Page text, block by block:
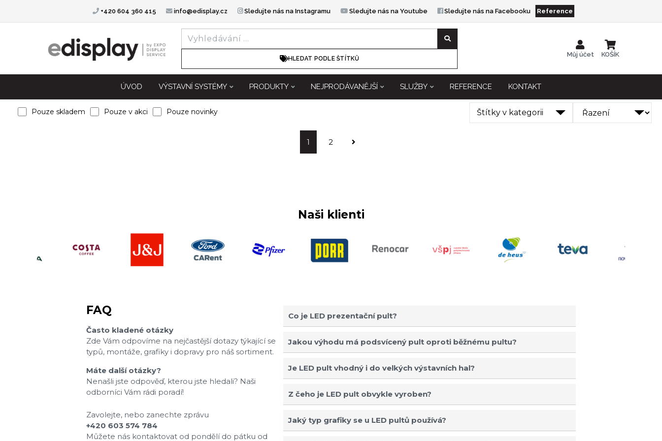
+420 604 360 415 info@edisplay.cz Sledujte nás na Instagramu Sledujte nás na Youtube Sledujte nás na Facebooku Reference
HLEDAT PODLE ŠTÍTKŮ
Můj účet KOŠÍK
ÚVOD VÝSTAVNÍ SYSTÉMY PRODUKTY NEJPRODÁVANĚJŠÍ SLUŽBY REFERENCE KONTAKT
Pouze skladem Pouze v akci Pouze novinky Štítky v kategorii
1 2
Naši klienti
FAQ
Často kladené otázky
Zde Vám odpovíme na nejčastější dotazy týkající se
typů, montáže, grafiky i dopravy pro náš sortiment.
Máte další otázky?
Nenašli jste odpověď, kterou jste hledali? Naši
odborníci Vám rádi poradí!
Zavolejte, nebo zanechte zprávu
+420 603 574 784
Můžete nás kontaktovat od pondělí do pátku od
Co je LED prezentační pult?
Jakou výhodu má podsvícený pult oproti běžnému pultu?
Je LED pult vhodný i do velkých výstavních hal?
Z čeho je LED pult obvykle vyroben?
Jaký typ grafiky se u LED pultů používá?